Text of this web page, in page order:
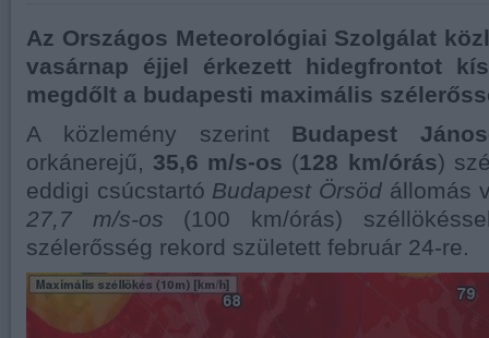
Az Országos Meteorológiai Szolgálat
vasárnap éjjel érkezett hidegfrontot
megdőlt a budapesti maximális
A közlemény szerint Budapest
orkánerejű, 35,6 m/s-os (128 km/órás)
eddigi csúcstartó Budapest Örsöd állomás
27,7 m/s-os (100 km/órás)
szélerősség rekord született február 24-re.